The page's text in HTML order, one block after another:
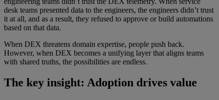
desk teams presented data to the engineers, the engineers didn’t trust
it at all, and as a result, they refused to approve or build automations
based on that data.
When DEX threatens domain expertise, people push back.
However, when DEX becomes a unifying layer that aligns teams
with shared truths, the possibilities are endless.
The key insight: Adoption drives value